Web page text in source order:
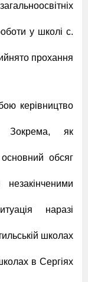
у школі с.
прохання
керівництво
Зокрема, як
основний обсяг
наразі
школах
в Сергіях